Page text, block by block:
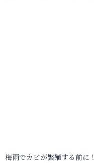
梅雨でカビが繁殖する前に！